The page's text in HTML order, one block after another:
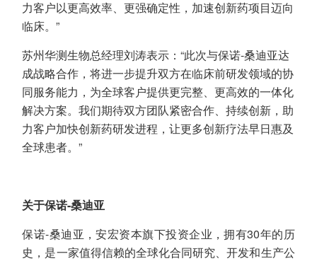
力客户以更高效率、更强确定性，加速创新药项目迈向
临床。”
苏州华测生物总经理刘涛表示：“此次与保诺-桑迪亚达
成战略合作，将进一步提升双方在临床前研发领域的协
同服务能力，为全球客户提供更完整、更高效的一体化
解决方案。我们期待双方团队紧密合作、持续创新，助
力客户加快创新药研发进程，让更多创新疗法早日惠及
全球患者。”
关于保诺-桑迪亚
保诺-桑迪亚，安宏资本旗下投资企业，拥有30年的历
史，是一家值得信赖的全球化合同研究、开发和生产公